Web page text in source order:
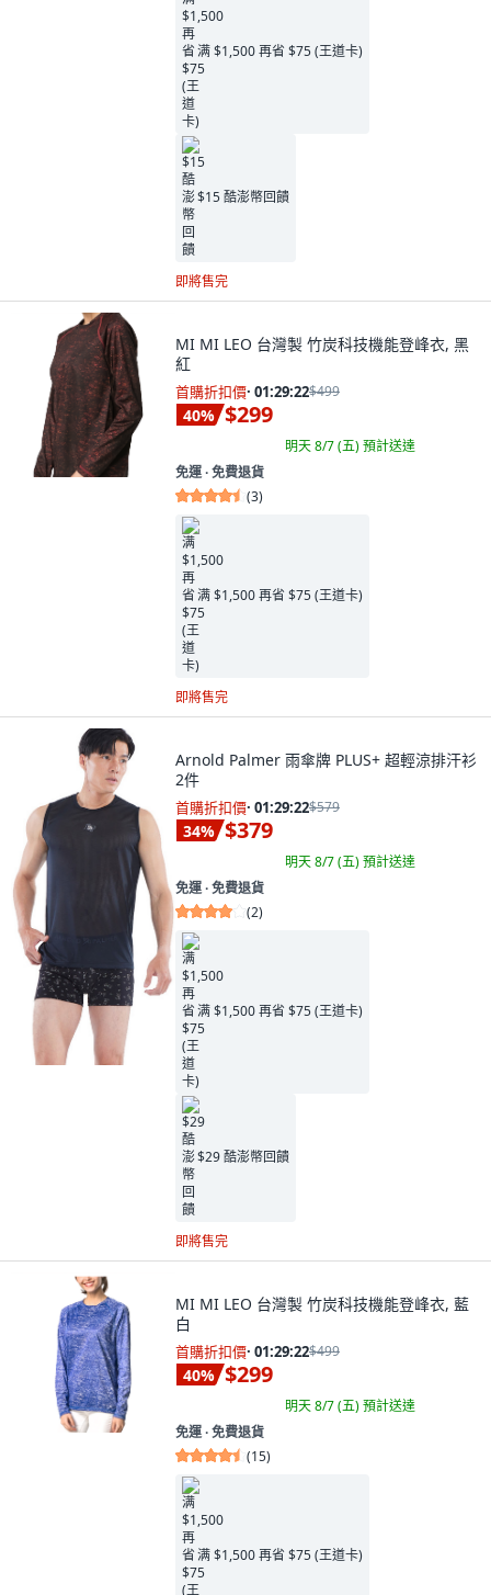
满 $1,500 再省 $75 (王道卡)
$15 酷澎幣回饋
即將售完
MI MI LEO 台灣製 竹炭科技機能登峰衣, 黑
紅
首購折扣價· 01:29:21$499
40% $299
明天 8/7 (五)預計送達
免運 ∙ 免費退貨
(3)
满 $1,500 再省 $75 (王道卡)
即將售完
Arnold Palmer 雨傘牌 PLUS+ 超輕涼排汗衫
2件
首購折扣價· 01:29:21$579
34% $379
明天 8/7 (五)預計送達
免運 ∙ 免費退貨
(2)
满 $1,500 再省 $75 (王道卡)
$29 酷澎幣回饋
即將售完
MI MI LEO 台灣製 竹炭科技機能登峰衣, 藍
白
首購折扣價· 01:29:21$499
40% $299
明天 8/7 (五)預計送達
免運 ∙ 免費退貨
(15)
满 $1,500 再省 $75 (王道卡)